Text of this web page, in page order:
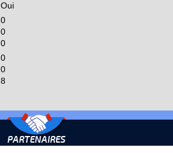
Oui
0
0
0
0
0
8
PARTENAIRES